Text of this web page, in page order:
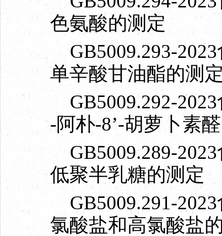
色氨酸的测定
GB5009.293-
单辛酸甘油酯的测
GB5009.292-
-阿朴-8’-胡萝卜素
GB5009.289-
低聚半乳糖的测定
GB5009.291-2023
氯酸盐和高氯酸盐